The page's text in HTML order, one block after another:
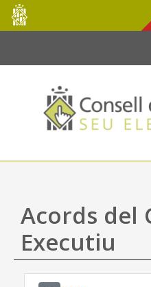
Salta al contingut principal
Consell
de
Mallorca
Acords del
Executiu